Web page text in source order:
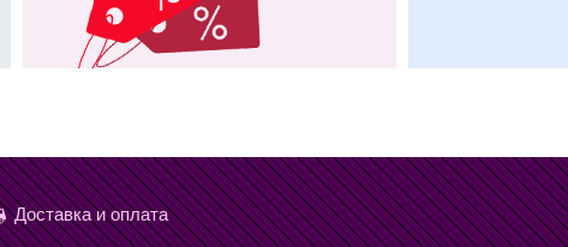
Доставка и оплата